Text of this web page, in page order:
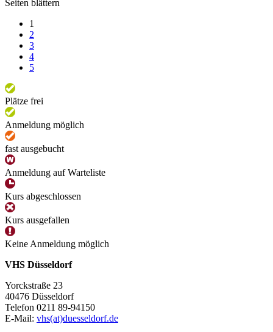
Seiten blättern
1
2
3
4
5
Plätze frei
Anmeldung möglich
fast ausgebucht
Anmeldung auf Warteliste
Kurs abgeschlossen
Kurs ausgefallen
Keine Anmeldung möglich
VHS Düsseldorf
Yorckstraße 23
40476 Düsseldorf
Telefon 0211 89-94150
E-Mail: vhs(at)duesseldorf.de